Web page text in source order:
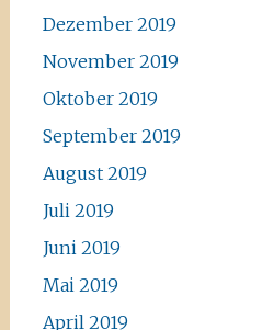
Dezember 2019
November 2019
Oktober 2019
September 2019
August 2019
Juli 2019
Juni 2019
Mai 2019
April 2019